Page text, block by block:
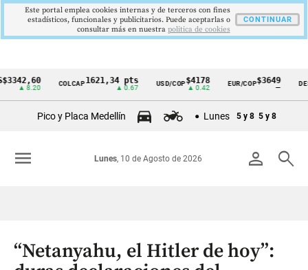
Cintillo
Colombia
COLCAP1621,34 pts USD/COP$4178
▲ 0.42
EUR/COP$3649
—
Pico y Placa Medellín Lunes 5 y 8 5 y 8
person search
Lunes, 10 de Agosto de 2026
menu
“Netanyahu, el Hitler de hoy”:
Este portal emplea cookies internas y de terceros con fines
estadísticos, funcionales y publicitarios. Puede aceptarlas o
consultar más en nuestra politica de cookies
CONTINUAR